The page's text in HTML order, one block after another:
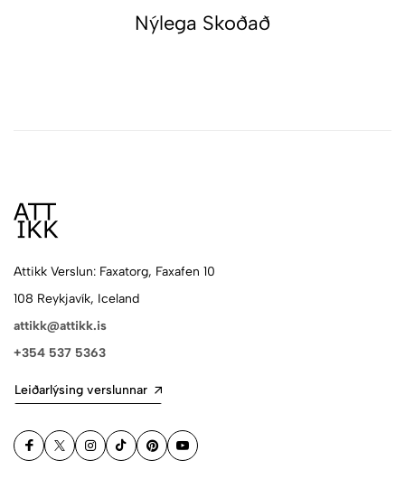
Nýlega Skoðað
Attikk Verslun: Faxatorg, Faxafen 10
108 Reykjavík, Iceland
attikk@attikk.is
+354 537 5363
Leiðarlýsing verslunnar